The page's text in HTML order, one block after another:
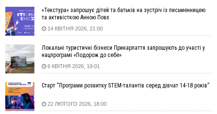
територіях
17:20
Українці подали рекордну кількість заяв до університетів.
Які спеціальності обирають
16:43
Зарплати на Прикарпатті за місяць зросли на 10%, але до
середньої по Україні ще далеко
16:14
Франківець, який стріляв біля АЗС, вийшов під заставу та
був повторно затриманий
15:54
Прикарпатець прийшов у Пенсійний та заявив поліції про
гранату, бо йому не нарахували пенсію
14:59
У Болгарії затримали прикарпатця, який виготовляв
«Текстура» запрошує дітей та батьків на зустріч із письменницею
та активісткою Анною Повх
14 КВІТНЯ 2026, 21:00
Локальні туристичні бізнеси Прикарпаття запрошують до участі у
нацпрограмі «Подорож до себе»
6 КВІТНЯ 2026, 19:01
Старт “Програми розвитку STEM-талантів серед дівчат 14-18 років”
22 ЛЮТОГО 2026, 18:00